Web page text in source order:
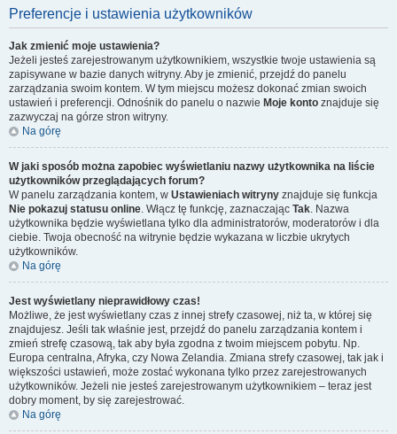
Preferencje i ustawienia użytkowników
Jak zmienić moje ustawienia?
Jeżeli jesteś zarejestrowanym użytkownikiem, wszystkie twoje ustawienia są
zapisywane w bazie danych witryny. Aby je zmienić, przejdź do panelu
zarządzania swoim kontem. W tym miejscu możesz dokonać zmian swoich
ustawień i preferencji. Odnośnik do panelu o nazwie Moje konto znajduje się
zazwyczaj na górze stron witryny.
Na górę
W jaki sposób można zapobiec wyświetlaniu nazwy użytkownika na liście
użytkowników przeglądających forum?
W panelu zarządzania kontem, w Ustawieniach witryny znajduje się funkcja
Nie pokazuj statusu online. Włącz tę funkcję, zaznaczając Tak. Nazwa
użytkownika będzie wyświetlana tylko dla administratorów, moderatorów i dla
ciebie. Twoja obecność na witrynie będzie wykazana w liczbie ukrytych
użytkowników.
Na górę
Jest wyświetlany nieprawidłowy czas!
Możliwe, że jest wyświetlany czas z innej strefy czasowej, niż ta, w której się
znajdujesz. Jeśli tak właśnie jest, przejdź do panelu zarządzania kontem i
zmień strefę czasową, tak aby była zgodna z twoim miejscem pobytu. Np.
Europa centralna, Afryka, czy Nowa Zelandia. Zmiana strefy czasowej, tak jak i
większości ustawień, może zostać wykonana tylko przez zarejestrowanych
użytkowników. Jeżeli nie jesteś zarejestrowanym użytkownikiem – teraz jest
dobry moment, by się zarejestrować.
Na górę